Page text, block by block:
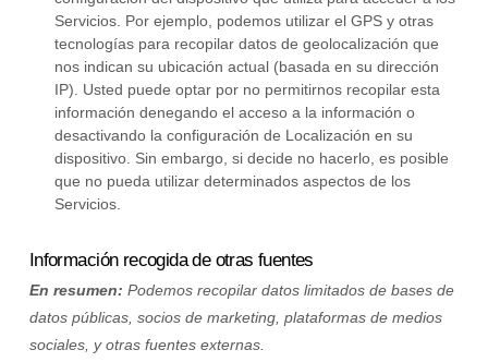
Servicios. Por ejemplo, podemos utilizar el GPS y otras
tecnologías para recopilar datos de geolocalización que
nos indican su ubicación actual (basada en su dirección
IP). Usted puede optar por no permitirnos recopilar esta
información denegando el acceso a la información o
desactivando la configuración de Localización en su
dispositivo. Sin embargo, si decide no hacerlo, es posible
que no pueda utilizar determinados aspectos de los
Servicios.
Información recogida de otras fuentes
En resumen: Podemos recopilar datos limitados de bases de
datos públicas, socios de marketing, plataformas de medios
sociales, y otras fuentes externas.